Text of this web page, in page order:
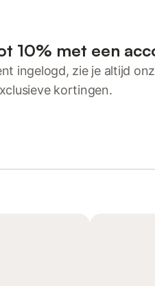
10% met een
ingelogd, zie je altijd
kortingen.